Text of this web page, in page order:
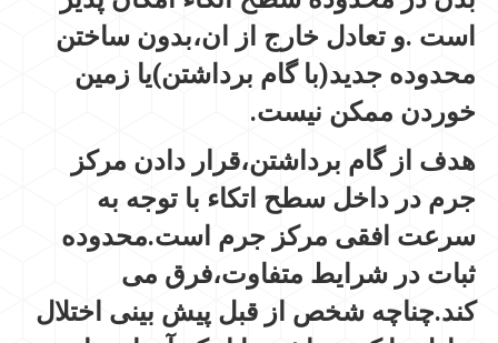
است .و تعادل خارج از ان،بدون ساختن
محدوده جدید(با گام برداشتن)یا زمین
خوردن ممکن نیست.
هدف از گام برداشتن،قرار دادن مرکز
جرم در داخل سطح اتکاء با توجه به
سرعت افقی مرکز جرم است.محدوده
ثبات در شرایط متفاوت،فرق می
کند.چناچه شخص از قبل پیش بینی اختلال